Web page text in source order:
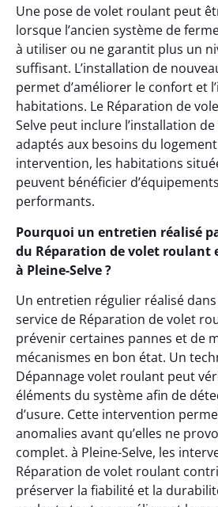
Une pose de volet roulant peut
lorsque l’ancien système de
à utiliser ou ne garantit plus un
suffisant. L’installation de
permet d’améliorer le confort et
habitations. Le Réparation de
Selve peut inclure l’installation
adaptés aux besoins du
intervention, les habitations
peuvent bénéficier
performants.
Pourquoi un entretien réalisé
du Réparation de volet roulant
à Pleine-Selve ?
Un entretien régulier réalisé dans
service de Réparation de volet
prévenir certaines pannes et de
mécanismes en bon état. Un
Dépannage volet roulant peut
éléments du système afin de
d’usure. Cette intervention
anomalies avant qu’elles ne
complet. à Pleine-Selve, les
Réparation de volet roulant
préserver la fiabilité et la